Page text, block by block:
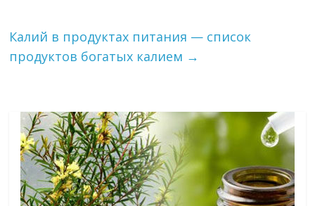
Калий в продуктах питания — список
продуктов богатых калием →